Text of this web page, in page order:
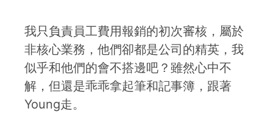
我只負責員工費用報銷的初次審核，屬於
非核心業務，他們卻都是公司的精英，我
似乎和他們的會不搭邊吧？雖然心中不
解，但還是乖乖拿起筆和記事簿，跟著
Young走。